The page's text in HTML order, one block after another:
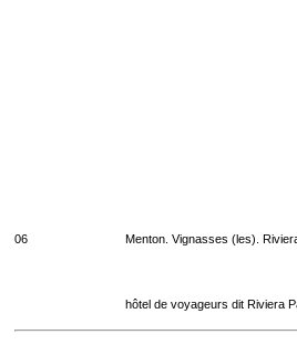
06 Menton. Vignasses (les).
hôtel de voyageurs dit Riviera